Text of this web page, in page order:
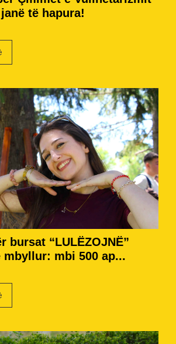
të hapura!
bursat “LULËZOJNË”
mbyllur: mbi 500 ap...